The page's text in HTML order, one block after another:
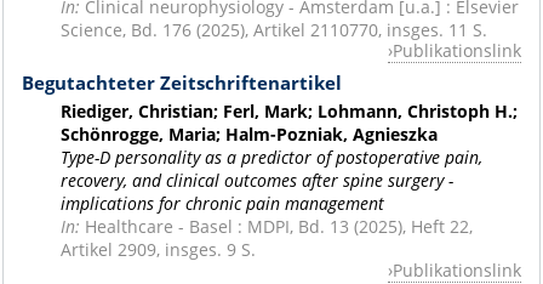
In: Clinical neurophysiology - Amsterdam [u.a.] : Elsevier
Science, Bd. 176 (2025), Artikel 2110770, insges. 11 S.
Publikationslink
Begutachteter Zeitschriftenartikel
Riediger, Christian; Ferl, Mark; Lohmann, Christoph H.;
Schönrogge, Maria; Halm-Pozniak, Agnieszka
Type-D personality as a predictor of postoperative pain,
recovery, and clinical outcomes after spine surgery -
implications for chronic pain management
In: Healthcare - Basel : MDPI, Bd. 13 (2025), Heft 22,
Artikel 2909, insges. 9 S.
Publikationslink